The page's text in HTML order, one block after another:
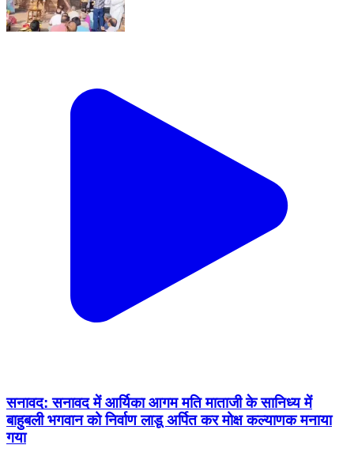
सनावद: सनावद में आर्यिका आगम मति माताजी के सानिध्य में
बाहुबली भगवान को निर्वाण लाडू अर्पित कर मोक्ष कल्याणक मनाया
गया